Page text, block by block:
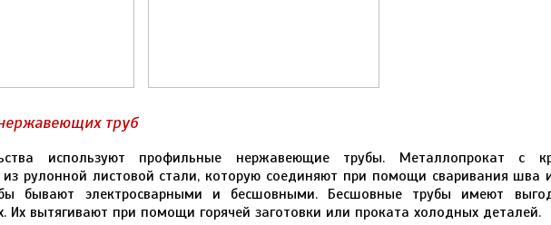
труб
используют профильные нержавеющие трубы. Металлопрокат с
из рулонной листовой стали, которую соединяют при помощи сваривания шва
бывают электросварными и бесшовными. Бесшовные трубы имеют
Их вытягивают при помощи горячей заготовки или проката холодных деталей.